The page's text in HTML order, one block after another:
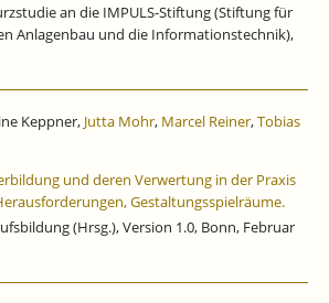
an die IMPULS-Stiftung (Stiftung für
Anlagenbau und die Informationstechnik),
Keppner, Jutta Mohr, Marcel Reiner,Tobias
und deren Verwertung in der Praxis
Gestaltungsspielräume.
(Hrsg.), Version 1.0, Bonn, Februar